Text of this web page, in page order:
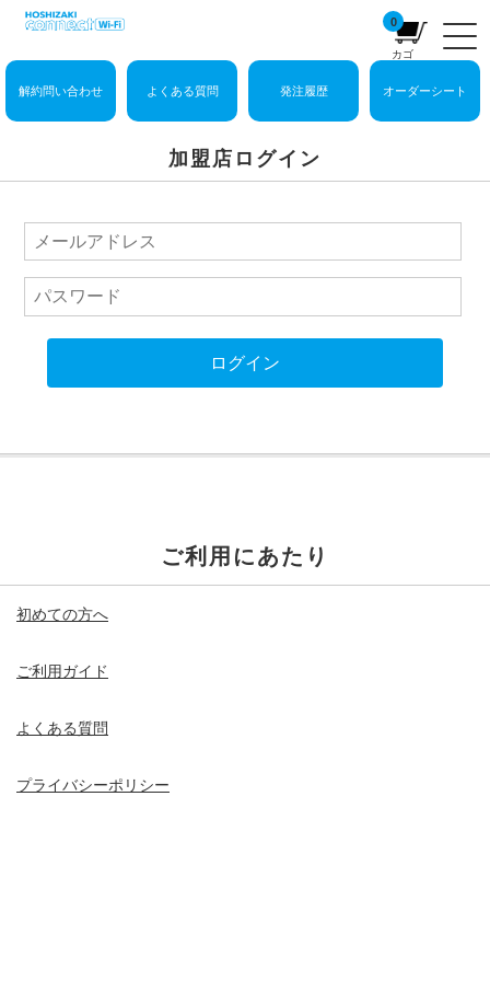
0
カゴ
解約問い合わせ よくある質問 発注履歴 オーダーシート
加盟店ログイン
ご利用にあたり
初めての方へ
ご利用ガイド
よくある質問
プライバシーポリシー